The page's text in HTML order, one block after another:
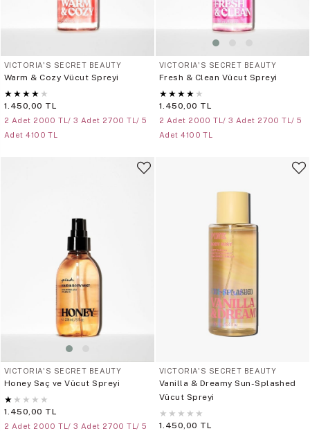
VICTORIA'S SECRET BEAUTY
Warm & Cozy Vücut Spreyi
★ ★ ★ ★ ★
1.450,00 TL
2 Adet 2000 TL/ 3 Adet 2700 TL/ 5
Adet 4100 TL
VICTORIA'S SECRET BEAUTY
Fresh & Clean Vücut Spreyi
★ ★ ★ ★ ★
1.450,00 TL
2 Adet 2000 TL/ 3 Adet 2700 TL/ 5
Adet 4100 TL
VICTORIA'S SECRET BEAUTY
Honey Saç ve Vücut Spreyi
★ ★ ★ ★ ★
1.450,00 TL
2 Adet 2000 TL/ 3 Adet 2700 TL/ 5
VICTORIA'S SECRET BEAUTY
Vanilla & Dreamy Sun-Splashed
Vücut Spreyi
★ ★ ★ ★ ★
1.450,00 TL